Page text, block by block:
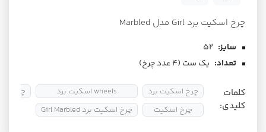
چرخ اسکیت برد Girl مدل Marbled
سایز: 52
تعداد: یک ست (۴ عدد چرخ)
کلمات
کلیدی:
چرخ اسکیت برد
چرخ اسکیت
wheels اسکیت برد
چرخ اسکیت برد Girl Marbled
چرخ